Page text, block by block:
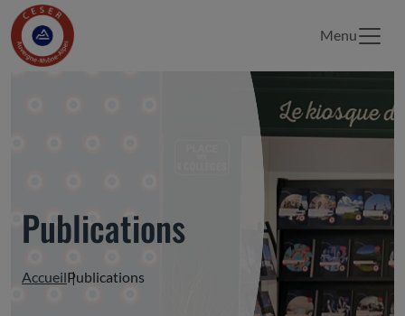
Menu
Publications
AccueilPublications